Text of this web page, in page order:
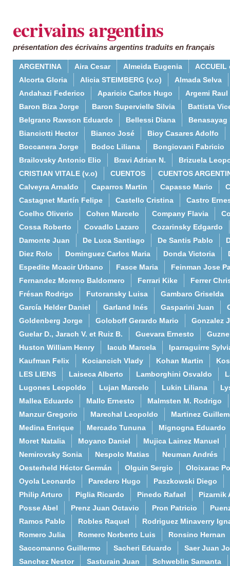
ecrivains argentins
présentation des écrivains argentins traduits en français
ARGENTINA Aira Cesar Almeida Eugenia
ACCUEIL
Alcorta Gloria
Alicia STEIMBERG (v.o)
Almada Selva
Andahazi Federico
Aparicio Carlos Hugo
Argemi Raul
Baron Biza Jorge
Baron Supervielle Silvia
Battista
Belgrano Rawson Eduardo
Bellessi Diana
Benasayag
Bianciotti Hector
Bianco José
Bioy Casares Adolfo
Boccanera Jorge
Bodoc Liliana
Bongiovani Fabricio
Brailovsky Antonio Elio
Bravi Adrian N.
Brizuela
CRISTIAN VITALE (v.o)
CUENTOS
CUENTOS
Calveyra Arnaldo
Caparros Martin Capasso Mario
Castagnet Martín Felipe
Castello Cristina
Castro
Coelho Oliverio
Cohen Marcelo Company Flavia
Cossa Roberto
Covadlo Lazaro
Cozarinsky Edgardo
Damonte Juan
De Luca Santiago De Santis Pablo
Diez Rolo
Dominguez Carlos Maria Donda Victoria
Espedite Moacir Urbano
Fasce Maria
Feinman Jose
Fernandez Moreno Baldomero
Ferrari Kike
Ferrer
Frésan Rodrigo
Futoransky Luisa
Gambaro Griselda
García Helder Daniel
Garland Inés Gasparini Juan
Goldenberg Jorge
Goloboff Gerardo Mario
Gonzalez
Guelar D., Jarach V. et Ruiz B.
Guevara Ernesto
Huston William Henry
Iacub Marcela
Iparraguirre
Kaufman Felix
Kociancich Vlady Kohan Martin
LES LIENS
Laiseca Alberto Lamborghini Osvaldo
Lugones Leopoldo
Lujan Marcelo Lukin Liliana
Mallea Eduardo
Mallo Ernesto
Malmsten M. Rodrigo
Manzur Gregorio
Marechal Leopoldo
Martinez
Medina Enrique
Mercado Tununa
Mignogna Eduardo
Moret Natalia
Moyano Daniel
Mujica Lainez Manuel
Nemirovsky Sonia
Nespolo Matias
Neuman Andrés
Oesterheld Héctor Germán
Olguin Sergio
Oloixarac
Oyola Leonardo
Paredero Hugo
Paszkowski Diego
Philip Arturo
Piglia Ricardo Pinedo Rafael
Pizarnik
Posse Abel
Prenz Juan Octavio Pron Patricio
Ramos Pablo
Robles Raquel
Rodriguez Minaverry
Romero Julia
Romero Norberto Luis
Ronsino Hernan
Saccomanno Guillermo
Sacheri Eduardo
Saer Juan
Sanchez Nestor
Sasturain Juan
Schweblin Samanta